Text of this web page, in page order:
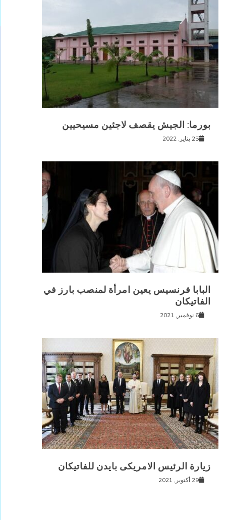
بورما: الجيش يقصف لاجئين مسيحيين
25 يناير, 2022
البابا فرنسيس يعين امرأة لمنصب بارز في
الفاتيكان
6 نوفمبر, 2021
زيارة الرئيس الامريكى بايدن للفاتيكان
29 أكتوبر, 2021